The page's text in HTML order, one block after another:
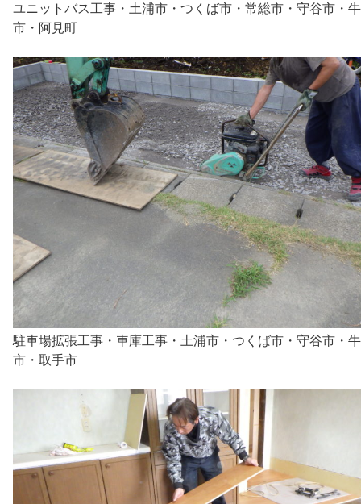
ユニットバス工事・土浦市・つくば市・常総市・守谷市・
市・阿見町
駐車場拡張工事・車庫工事・土浦市・つくば市・守谷市・
市・取手市